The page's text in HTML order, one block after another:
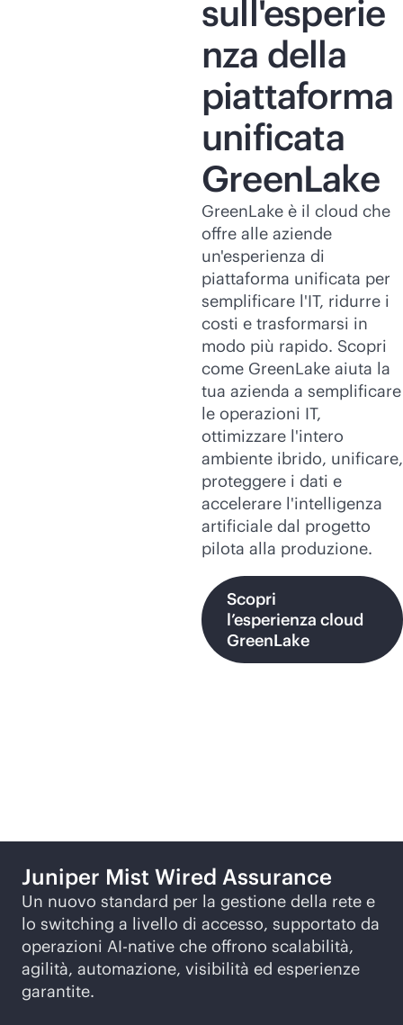
sull'esperie
nza della
piattaforma
unificata
GreenLake
GreenLake è il cloud che
offre alle aziende
un'esperienza di
piattaforma unificata per
semplificare l'IT, ridurre i
costi e trasformarsi in
modo più rapido. Scopri
come GreenLake aiuta la
tua azienda a semplificare
le operazioni IT,
ottimizzare l'intero
ambiente ibrido, unificare,
proteggere i dati e
accelerare l'intelligenza
artificiale dal progetto
pilota alla produzione.
Scopri
l’esperienza cloud
GreenLake
Juniper Mist Wired Assurance
Un nuovo standard per la gestione della rete e
lo switching a livello di accesso, supportato da
operazioni AI-native che offrono scalabilità,
agilità, automazione, visibilità ed esperienze
garantite.